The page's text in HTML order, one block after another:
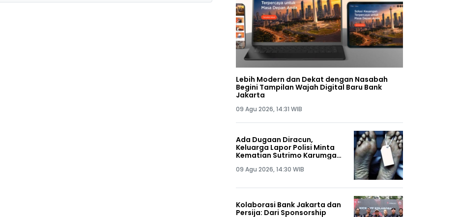
Lebih Modern dan Dekat dengan Nasabah
Begini Tampilan Wajah Digital Baru Bank
Jakarta
09 Agu 2026, 14:31 WIB
Ada Dugaan Diracun,
Keluarga Lapor Polisi Minta
Kematian Sutrimo Karumga
Tuntas, Siap Lakukan Autopsi!
09 Agu 2026, 14:30 WIB
Kolaborasi Bank Jakarta dan
Persija: Dari Sponsorship